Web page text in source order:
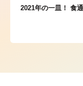
2021年の一皿！ 食